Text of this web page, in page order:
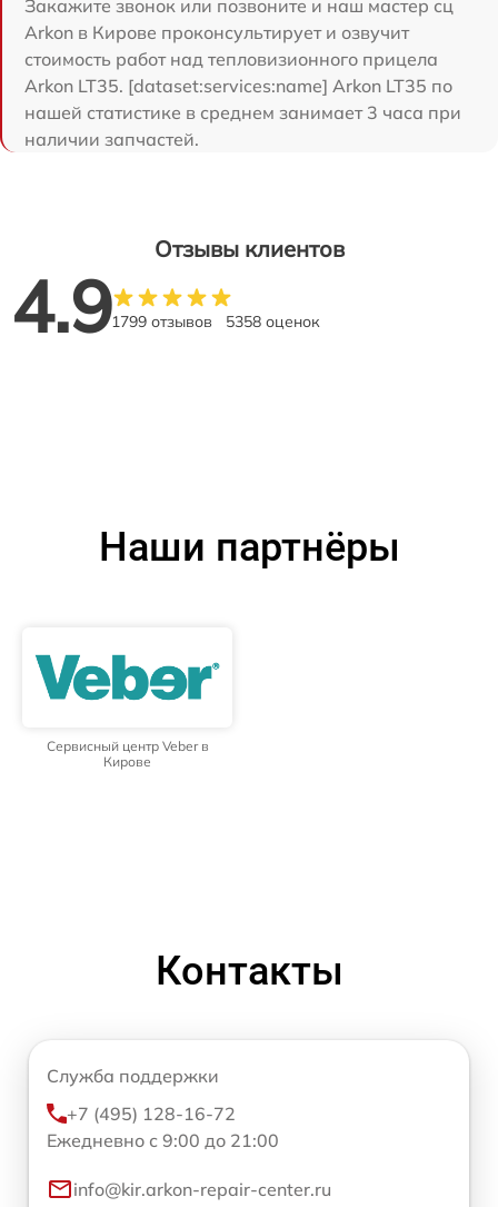
Закажите звонок или позвоните и наш мастер сц
Arkon в Кирове проконсультирует и озвучит
стоимость работ над тепловизионного прицела
Arkon LT35. [dataset:services:name] Arkon LT35 по
нашей статистике в среднем занимает 3 часа при
наличии запчастей.
Отзывы клиентов
4.91799 отзывов 5358 оценок
Наши партнёры
Сервисный центр Veber в
Кирове
Контакты
Служба поддержки
+7 (495) 128-16-72
Ежедневно с 9:00 до 21:00
info@kir.arkon-repair-center.ru